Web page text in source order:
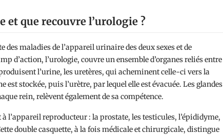
et que recouvre l’urologie ?
des maladies de l’appareil urinaire des deux sexes et de
d’action, l’urologie, couvre un ensemble d’organes reliés entre
l’urine, les uretères, qui acheminent celle-ci vers la
est stockée, puis l’urètre, par lequel elle est évacuée. Les glandes
rein, relèvent également de sa compétence.
l’appareil reproducteur : la prostate, les testicules, l’épididyme,
double casquette, à la fois médicale et chirurgicale, distingue